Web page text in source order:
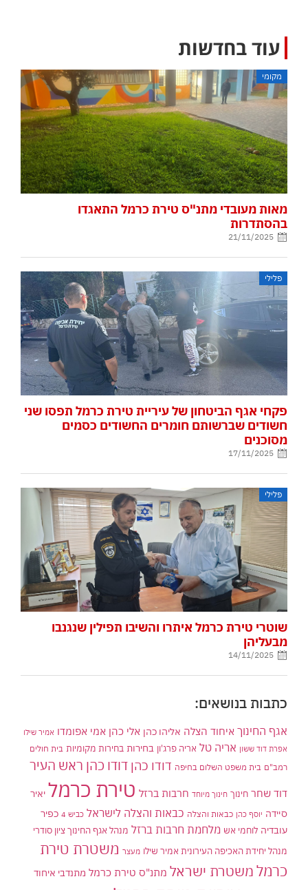
עוד בחדשות
מקומי
מאות מעובדי מתנ"ס טירת כרמל התאגדו
בהסתדרות
21/11/2025
פלילי
פקחי אגף הביטחון של עיריית טירת כרמל תפסו שני
חשודים שברשותם חומרים החשודים כסמים
מסוכנים
17/11/2025
פלילי
שוטרי טירת כרמל איתרו והשיבו תפילין שנגנבו
מבעליהן
14/11/2025
כתבות בנושאים:
אגף החינוך איחוד הצלה אליהו כהן אלי כהן אמי אפומדו אמיר שילו
אפרת דוד ששון אריה טל אריה פרג'ון בחירות בחירות מקומיות בית חולים
רמב"ם בית משפט השלום בחיפה דודו כהן דודו כהן ראש העיר
דוד שחר חינוך חינוך מיוחד חרבות ברזל טירת כרמל יאיר
סיידה יוסף כהן כבאות והצלה כבאות והצלה לישראל כביש 4
כפיר
עובדיה לוחמי אש מלחמת חרבות ברזל מנהל אגף החינוך ציון סודרי
מנהל יחידת האכיפה העירונית אמיר שילו מעצר משטרת טירת
כרמלמשטרת ישראל מתנ"ס טירת כרמל מתנדבי איחוד